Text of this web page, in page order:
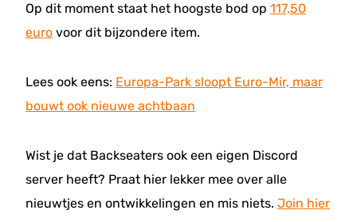
Op dit moment staat het hoogste bod op 117,50
euro voor dit bijzondere item.
Lees ook eens: Europa-Park sloopt Euro-Mir, maar
bouwt ook nieuwe achtbaan
Wist je dat Backseaters ook een eigen Discord
server heeft? Praat hier lekker mee over alle
nieuwtjes en ontwikkelingen en mis niets. Join hier